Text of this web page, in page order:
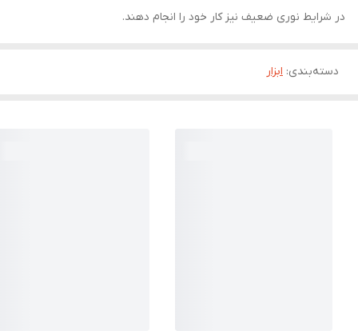
در شرایط نوری ضعیف نیز کار خود را انجام دهند.
دسته‌بندی: ابزار